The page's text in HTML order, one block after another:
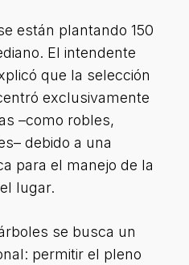
están plantando 150
El intendente
que la selección
exclusivamente
–como robles,
debido a una
para el manejo de la
lugar.
se busca un
permitir el pleno